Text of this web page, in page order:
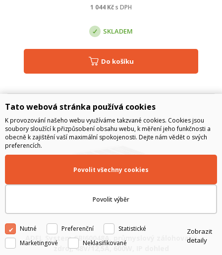
1 044 Kčs DPH
SKLADEM
Do košíku
ADEL System CBI60048A, průmyslový zálohovaný
zdroj, 48V/12,5A, 600W, IP dohled
Tato webová stránka používá cookies
K provozování našeho webu využíváme takzvané cookies. Cookies jsou
soubory sloužící k přizpůsobení obsahu webu, k měření jeho funkčnosti a
obecně k zajištění vaší maximální spokojenosti. Dejte nám vědět o svých
preferencích.
Povolit výběr
Povolit všechny cookies
Nutné Preferenční
Statistické
Marketingové
Neklasifikované
Zobrazit
detaily